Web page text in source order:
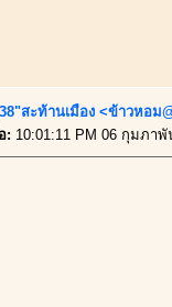
สะท้านเมือง <ข้าวหอม
: 10:01:11 PM 06 กุมภาพั